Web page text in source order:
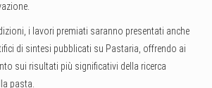
i lavori premiati saranno presentati anche
di sintesi pubblicati su Pastaria, offrendo ai
sui risultati più significativi della ricerca
pasta.